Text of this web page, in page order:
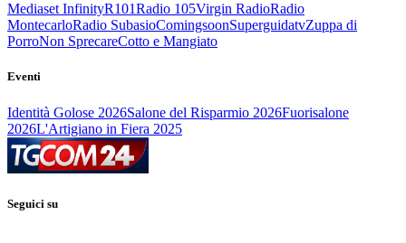
Mediaset InfinityR101Radio 105Virgin RadioRadio
MontecarloRadio SubasioComingsoonSuperguidatvZuppa di
PorroNon SprecareCotto e Mangiato
Eventi
Identità Golose 2026Salone del Risparmio 2026Fuorisalone
2026L'Artigiano in Fiera 2025
Seguici su